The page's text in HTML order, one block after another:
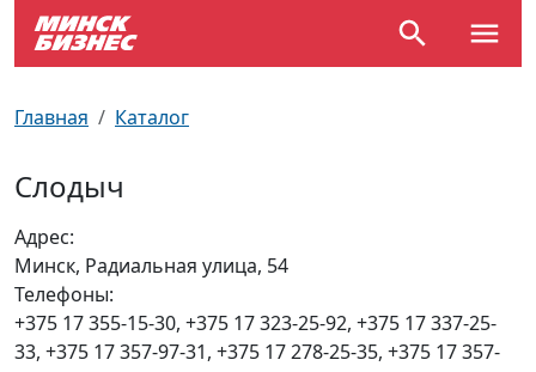
Главная Каталог
Слодыч
Адрес:
Минск, Радиальная улица, 54
Телефоны:
+375 17 355-15-30, +375 17 323-25-92, +375 17 337-25-
33, +375 17 357-97-31, +375 17 278-25-35, +375 17 357-
Улицы Минска
Производственный календарь
Пробки на дорогах
Самолеты